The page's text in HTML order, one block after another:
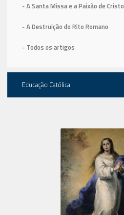
- A Santa Missa e a Paixão de Cristo
- A Destruição do Rito Romano
- Todos os artigos
Educação Católica